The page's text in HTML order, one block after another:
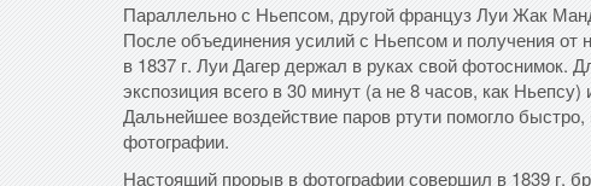
Параллельно с Ньепсом, другой француз Луи Жак
После объединения усилий с Ньепсом и получения
в 1837 г. Луи Дагер держал в руках свой фотоснимок.
экспозиция всего в 30 минут (а не 8 часов, как
Дальнейшее воздействие паров ртути помогло
фотографии.
Настоящий прорыв в фотографии совершил в 1839 г.